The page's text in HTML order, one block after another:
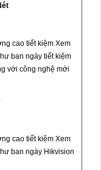
cao tiết kiệm Xem
ban ngày tiết kiệm
với công nghệ mới
cao tiết kiệm Xem
ban ngày Hikvision